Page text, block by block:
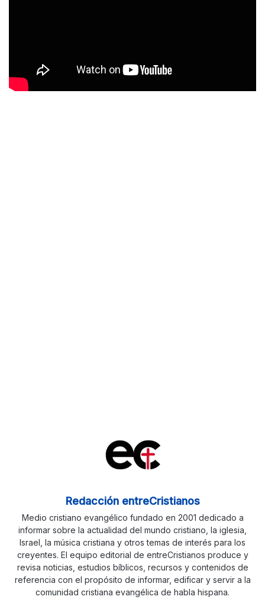
Redacción entreCristianos
Medio cristiano evangélico fundado en 2001 dedicado a
informar sobre la actualidad del mundo cristiano, la iglesia,
Israel, la música cristiana y otros temas de interés para los
creyentes. El equipo editorial de entreCristianos produce y
revisa noticias, estudios bíblicos, recursos y contenidos de
referencia con el propósito de informar, edificar y servir a la
comunidad cristiana evangélica de habla hispana.